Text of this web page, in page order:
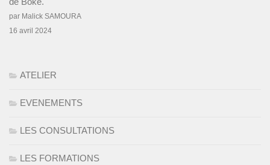
par Malick SAMOURA
16 avril 2024
ATELIER
EVENEMENTS
LES CONSULTATIONS
LES FORMATIONS